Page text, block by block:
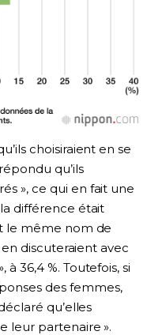
choisiraient en se
qu’ils
», ce qui en fait une
différence était
le même nom de
discuteraient avec
36,4 %. Toutefois, si
des femmes,
qu’elles
leur partenaire ».